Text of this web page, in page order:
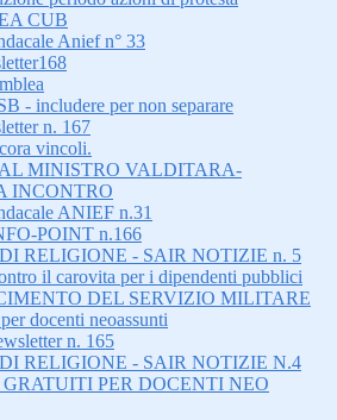
CUB
Anief n° 33
- includere per non separare
n. 167
vincoli.
MINISTRO VALDITARA-
INCONTRO
ANIEF n.31
POINT n.166
RELIGIONE - SAIR NOTIZIE n. 5
il carovita per i dipendenti pubblici
DEL SERVIZIO MILITARE
docenti neoassunti
n. 165
RELIGIONE - SAIR NOTIZIE N.4
PER DOCENTI NEO